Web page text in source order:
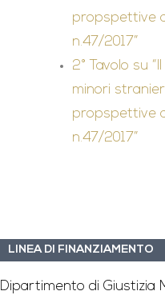
LINEA DI FINANZIAMENTO
Dipartimento di Giustizia
propspettive
n.47/2017”
2° Tavolo su
minori
propspettive
n.47/2017”